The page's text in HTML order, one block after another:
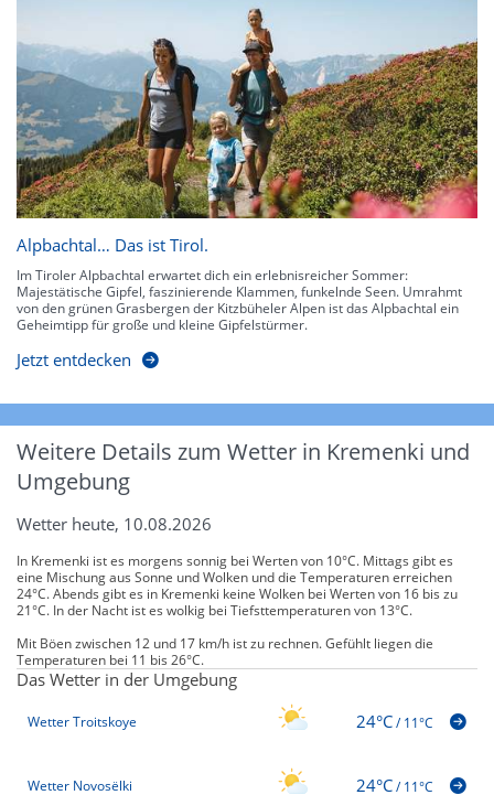
Alpbachtal… Das ist Tirol.
Im Tiroler Alpbachtal erwartet dich ein erlebnisreicher Sommer:
Majestätische Gipfel, faszinierende Klammen, funkelnde Seen. Umrahmt
von den grünen Grasbergen der Kitzbüheler Alpen ist das Alpbachtal ein
Geheimtipp für große und kleine Gipfelstürmer.
Jetzt entdecken
Weitere Details zum Wetter in Kremenki und
Umgebung
Wetter heute, 10.08.2026
In Kremenki ist es morgens sonnig bei Werten von 10°C. Mittags gibt es
eine Mischung aus Sonne und Wolken und die Temperaturen erreichen
24°C. Abends gibt es in Kremenki keine Wolken bei Werten von 16 bis zu
21°C. In der Nacht ist es wolkig bei Tiefsttemperaturen von 13°C.
Mit Böen zwischen 12 und 17 km/h ist zu rechnen. Gefühlt liegen die
Temperaturen bei 11 bis 26°C.
Das Wetter in der Umgebung
Wetter Troitskoye 24°C/11°C
Wetter Novosëlki 24°C/11°C